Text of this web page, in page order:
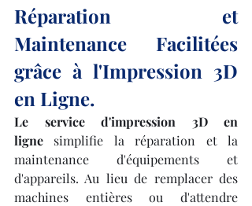
Réparation et
Maintenance Facilitées
grâce à l'Impression 3D
en Ligne.
Le service d'impression 3D en
ligne simplifie la réparation et la
maintenance d'équipements et
d'appareils. Au lieu de remplacer des
machines entières ou d'attendre